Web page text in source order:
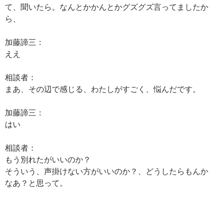
て、聞いたら。なんとかかんとかグズグズ言ってましたか
ら、
加藤諦三：
ええ
相談者：
まあ、その辺で感じる、わたしがすごく、悩んだです。
加藤諦三：
はい
相談者：
もう別れたがいいのか？
そういう、声掛けない方がいいのか？、どうしたらもんか
なあ？と思って。